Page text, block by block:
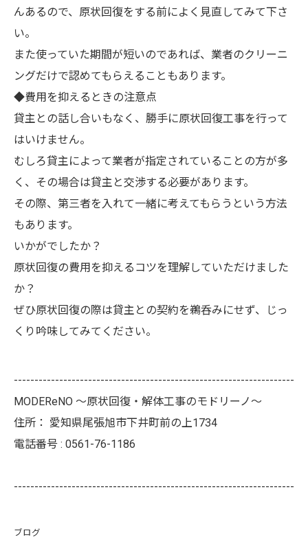
んあるので、原状回復をする前によく見直してみて下さ
い。
また使っていた期間が短いのであれば、業者のクリーニ
ングだけで認めてもらえることもあります。
◆費用を抑えるときの注意点
貸主との話し合いもなく、勝手に原状回復工事を行って
はいけません。
むしろ貸主によって業者が指定されていることの方が多
く、その場合は貸主と交渉する必要があります。
その際、第三者を入れて一緒に考えてもらうという方法
もあります。
いかがでしたか？
原状回復の費用を抑えるコツを理解していただけました
か？
ぜひ原状回復の際は貸主との契約を鵜呑みにせず、じっ
くり吟味してみてください。
--------------------------------------------------------------------
MODEReNO ～原状回復・解体工事のモドリーノ～
住所： 愛知県尾張旭市下井町前の上1734
電話番号 : 0561-76-1186
--------------------------------------------------------------------
ブログ